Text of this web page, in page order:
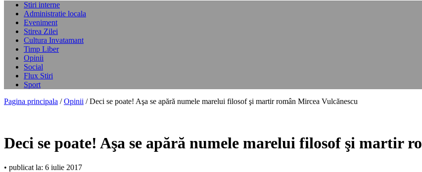
Stiri interne
Administratie locala
Eveniment
Stirea Zilei
Cultura Invatamant
Timp Liber
Opinii
Social
Flux Stiri
Sport
Pagina principala /Opinii / Deci se poate! Aşa se apără numele marelui filosof şi martir român Mircea Vulcănescu
Deci se poate! Aşa se apără numele marelui filosof şi martir
• publicat la: 6 iulie 2017